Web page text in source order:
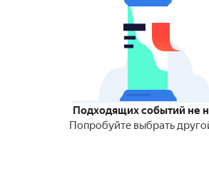
Подходящих событий не
Попробуйте выбрать